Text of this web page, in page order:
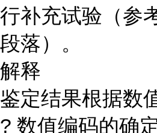
行补充试验（参
段落）。
解释
鉴定结果根据数
? 数值编码的确定